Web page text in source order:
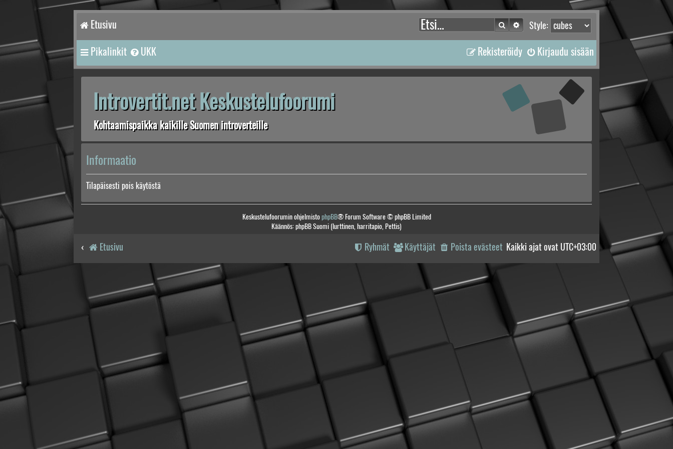
Etusivu Style:
Etsi Tarkennettu haku
Pikalinkit UKK Kirjaudu sisään
Rekisteröidy
Introvertit.net Keskustelufoorumi
Kohtaamispaikka kaikille Suomen introverteille
Informaatio
Tilapäisesti pois käytöstä
Keskustelufoorumin ohjelmistophpBB® Forum Software © phpBB Limited
Käännös: phpBB Suomi (lurttinen, harritapio, Pettis)
Etusivu Kaikki ajat ovat UTC+03:00
Poista evästeet
Käyttäjät
Ryhmät